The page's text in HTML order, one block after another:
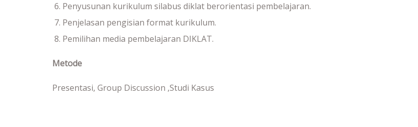
Penyusunan kurikulum silabus diklat berorientasi pembelajaran.
Penjelasan pengisian format kurikulum.
Pemilihan media pembelajaran DIKLAT.
Metode
Presentasi, Group Discussion ,Studi Kasus